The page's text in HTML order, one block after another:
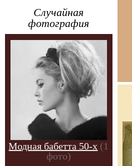
Случайная
фотография
Модная бабетта 50-х (1
фото)